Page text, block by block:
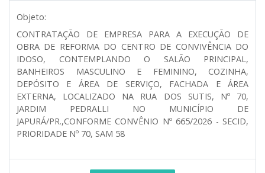
Objeto:
CONTRATAÇÃO DE EMPRESA PARA A EXECUÇÃO DE
OBRA DE REFORMA DO CENTRO DE CONVIVÊNCIA DO
IDOSO, CONTEMPLANDO O SALÃO PRINCIPAL,
BANHEIROS MASCULINO E FEMININO, COZINHA,
DEPÓSITO E ÁREA DE SERVIÇO, FACHADA E ÁREA
EXTERNA, LOCALIZADO NA RUA DOS SUTIS, Nº 70,
JARDIM PEDRALLI NO MUNICÍPIO DE
JAPURÁ/PR.,CONFORME CONVÊNIO Nº 665/2026 - SECID,
PRIORIDADE Nº 70, SAM 58